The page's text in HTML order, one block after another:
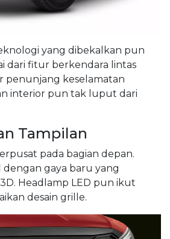
yang dibekalkan pun
dari fitur berkendara lintas
penunjang keselamatan
interior pun tak luput dari
Tampilan
pada bagian depan.
dengan gaya baru yang
Headlamp LED pun ikut
desain grille.